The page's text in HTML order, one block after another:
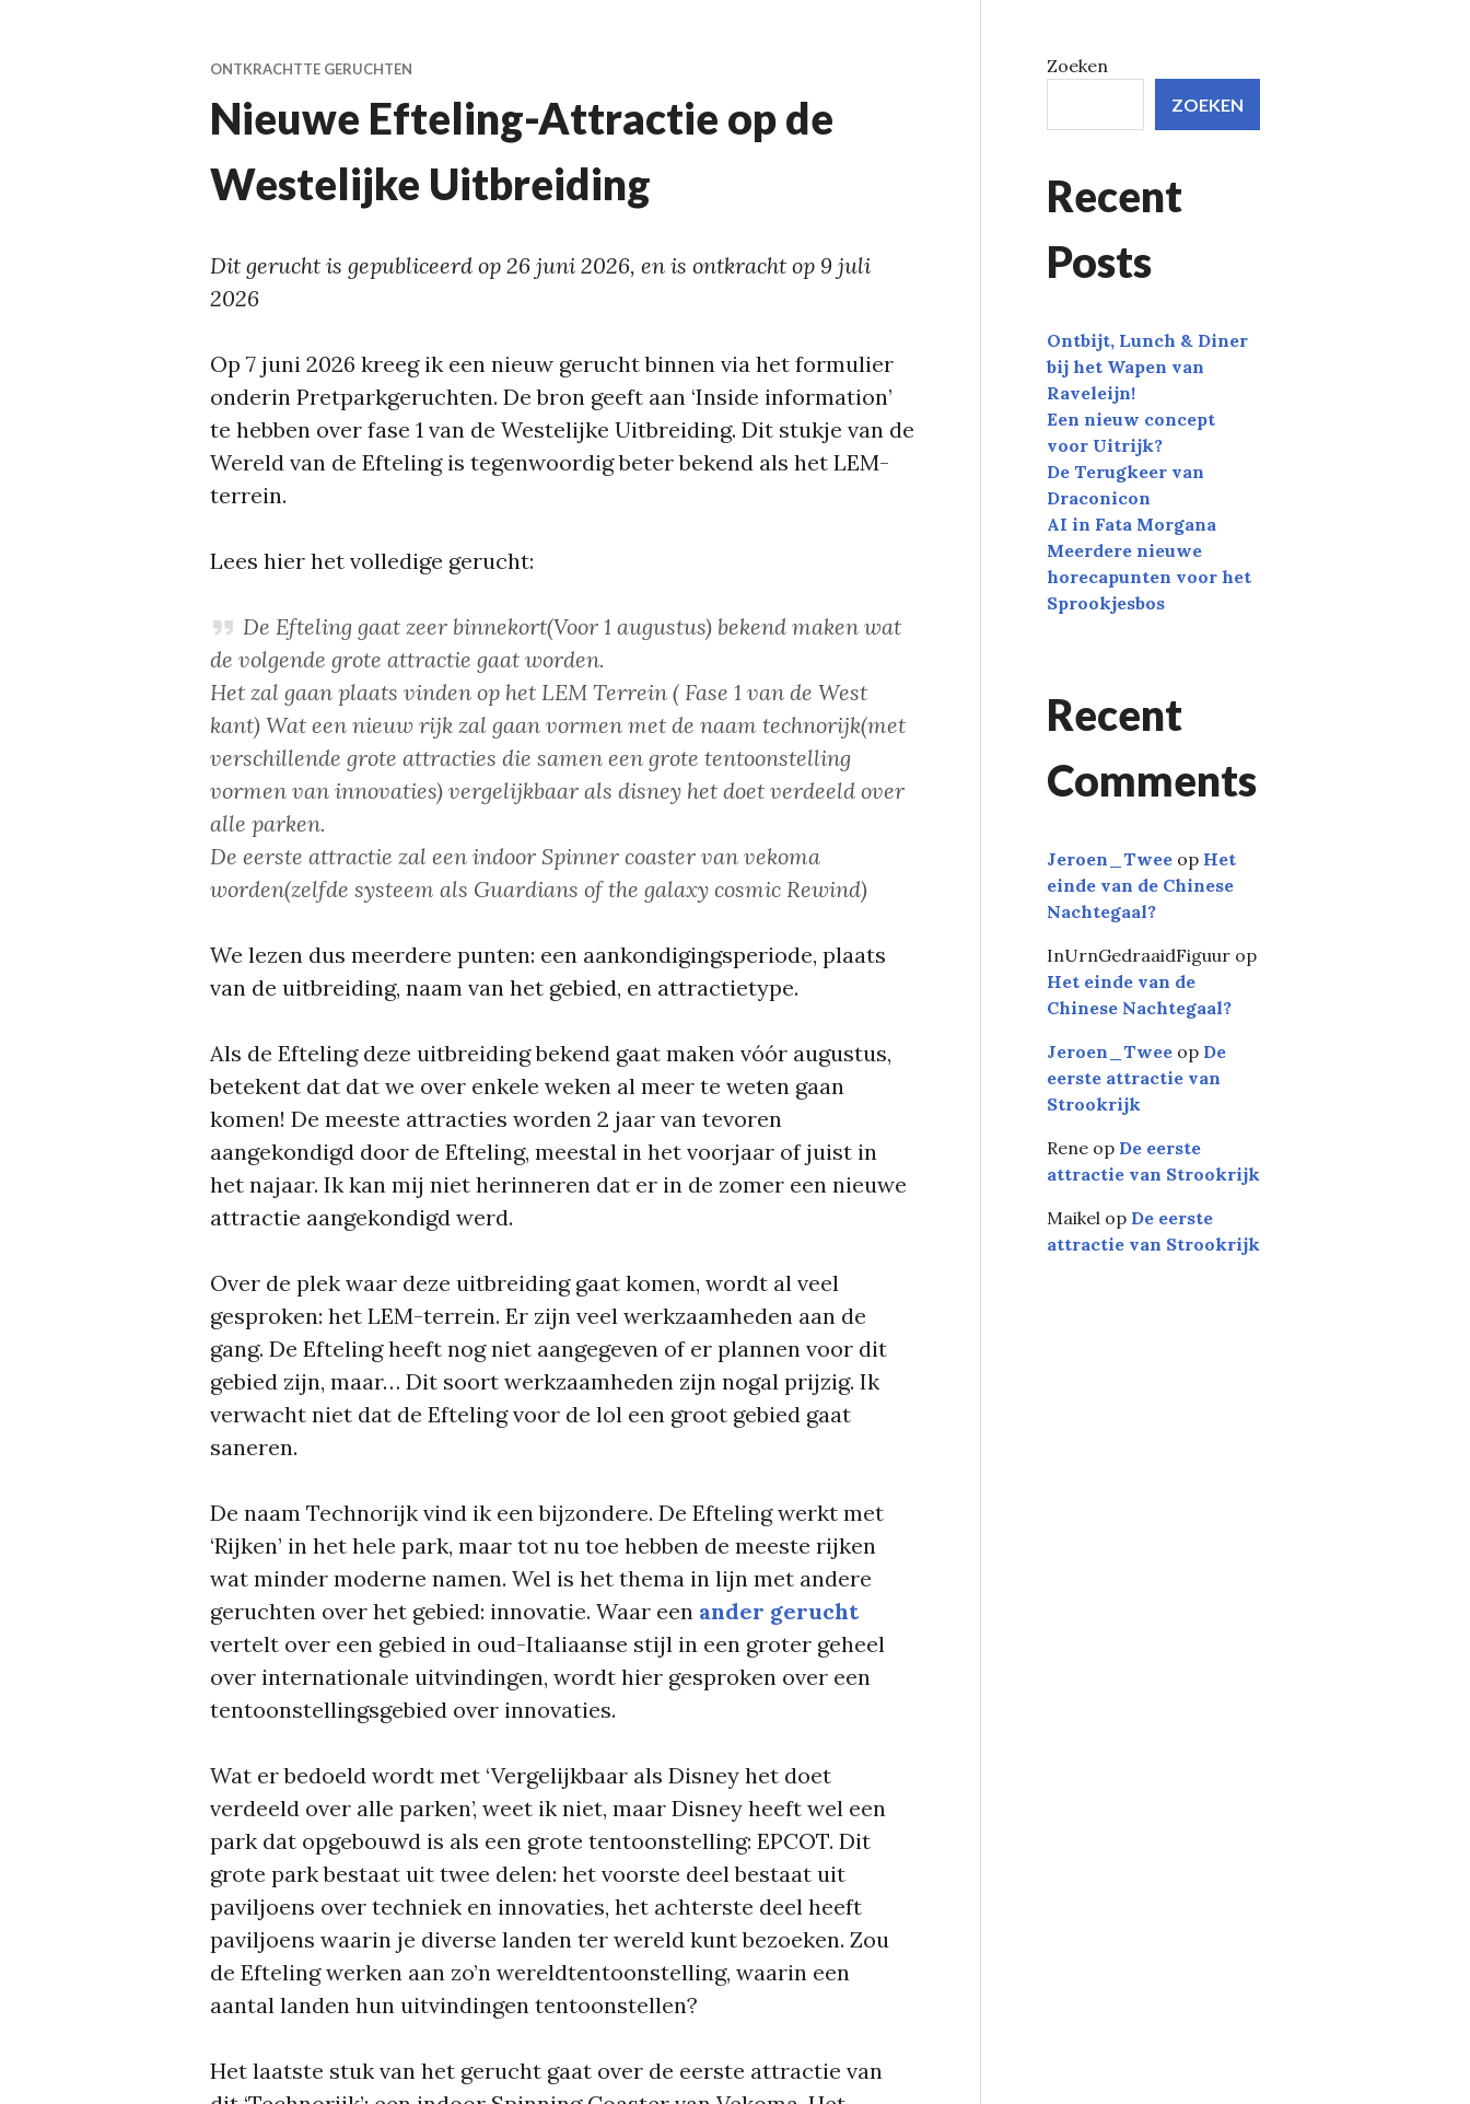
ONTKRACHTTE GERUCHTEN
Nieuwe Efteling-Attractie op de
Westelijke Uitbreiding
Dit gerucht is gepubliceerd op 26 juni 2026, en is ontkracht op 9 juli
2026
Op 7 juni 2026 kreeg ik een nieuw gerucht binnen via het formulier
onderin Pretparkgeruchten. De bron geeft aan ‘Inside information’
te hebben over fase 1 van de Westelijke Uitbreiding. Dit stukje van de
Wereld van de Efteling is tegenwoordig beter bekend als het LEM-
terrein.
Lees hier het volledige gerucht:
De Efteling gaat zeer binnekort(Voor 1 augustus) bekend maken wat
de volgende grote attractie gaat worden.
Het zal gaan plaats vinden op het LEM Terrein ( Fase 1 van de West
kant) Wat een nieuw rijk zal gaan vormen met de naam technorijk(met
verschillende grote attracties die samen een grote tentoonstelling
vormen van innovaties) vergelijkbaar als disney het doet verdeeld over
alle parken.
De eerste attractie zal een indoor Spinner coaster van vekoma
worden(zelfde systeem als Guardians of the galaxy cosmic Rewind)
We lezen dus meerdere punten: een aankondigingsperiode, plaats
van de uitbreiding, naam van het gebied, en attractietype.
Als de Efteling deze uitbreiding bekend gaat maken vóór augustus,
betekent dat dat we over enkele weken al meer te weten gaan
komen! De meeste attracties worden 2 jaar van tevoren
aangekondigd door de Efteling, meestal in het voorjaar of juist in
het najaar. Ik kan mij niet herinneren dat er in de zomer een nieuwe
attractie aangekondigd werd.
Over de plek waar deze uitbreiding gaat komen, wordt al veel
gesproken: het LEM-terrein. Er zijn veel werkzaamheden aan de
gang. De Efteling heeft nog niet aangegeven of er plannen voor dit
gebied zijn, maar… Dit soort werkzaamheden zijn nogal prijzig. Ik
verwacht niet dat de Efteling voor de lol een groot gebied gaat
saneren.
De naam Technorijk vind ik een bijzondere. De Efteling werkt met
‘Rijken’ in het hele park, maar tot nu toe hebben de meeste rijken
wat minder moderne namen. Wel is het thema in lijn met andere
geruchten over het gebied: innovatie. Waar een ander gerucht
vertelt over een gebied in oud-Italiaanse stijl in een groter geheel
over internationale uitvindingen, wordt hier gesproken over een
tentoonstellingsgebied over innovaties.
Wat er bedoeld wordt met ‘Vergelijkbaar als Disney het doet
verdeeld over alle parken’, weet ik niet, maar Disney heeft wel een
park dat opgebouwd is als een grote tentoonstelling: EPCOT. Dit
grote park bestaat uit twee delen: het voorste deel bestaat uit
paviljoens over techniek en innovaties, het achterste deel heeft
paviljoens waarin je diverse landen ter wereld kunt bezoeken. Zou
de Efteling werken aan zo’n wereldtentoonstelling, waarin een
aantal landen hun uitvindingen tentoonstellen?
Het laatste stuk van het gerucht gaat over de eerste attractie van
Zoeken
ZOEKEN
Recent
Posts
Ontbijt, Lunch & Diner
bij het Wapen van
Raveleijn!
Een nieuw concept
voor Uitrijk?
De Terugkeer van
Draconicon
AI in Fata Morgana
Meerdere nieuwe
horecapunten voor het
Sprookjesbos
Recent
Comments
Jeroen_Twee op Het
einde van de Chinese
Nachtegaal?
InUrnGedraaidFiguur op
Het einde van de
Chinese Nachtegaal?
Jeroen_Twee op De
eerste attractie van
Strookrijk
Rene op De eerste
attractie van Strookrijk
Maikel op De eerste
attractie van Strookrijk